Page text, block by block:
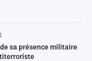
sa présence militaire